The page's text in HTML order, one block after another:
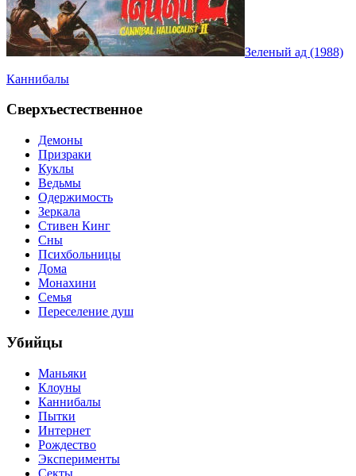
Зеленый ад (1988)
Каннибалы
Сверхъестественное
Демоны
Призраки
Куклы
Ведьмы
Одержимость
Зеркала
Стивен Кинг
Сны
Психбольницы
Дома
Монахини
Семья
Переселение душ
Убийцы
Маньяки
Клоуны
Каннибалы
Пытки
Интернет
Рождество
Эксперименты
Секты